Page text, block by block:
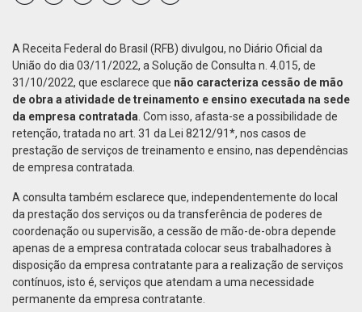
A Receita Federal do Brasil (RFB) divulgou, no Diário Oficial da
União do dia 03/11/2022, a Solução de Consulta n. 4.015, de
31/10/2022, que esclarece que não caracteriza cessão de mão
de obra a atividade de treinamento e ensino executada na sede
da empresa contratada. Com isso, afasta-se a possibilidade de
retenção, tratada no art. 31 da Lei 8212/91*, nos casos de
prestação de serviços de treinamento e ensino, nas dependências
de empresa contratada.
A consulta também esclarece que, independentemente do local
da prestação dos serviços ou da transferência de poderes de
coordenação ou supervisão, a cessão de mão-de-obra depende
apenas de a empresa contratada colocar seus trabalhadores à
disposição da empresa contratante para a realização de serviços
contínuos, isto é, serviços que atendam a uma necessidade
permanente da empresa contratante.